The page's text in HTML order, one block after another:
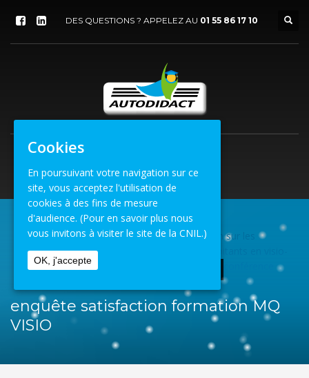
DES QUESTIONS ? APPELEZ AU 01 55 86 17 10
ACCUEIL Formation»Enquête de satisfaction sur les
formations MQ contrôleurs et exploitants en visio-
ENQUÊTE SATISFACTION FORMATION MQ VISIO
enquête satisfaction formation MQ
VISIO
Cookies
En poursuivant votre navigation sur ce
site, vous acceptez l'utilisation de
cookies à des fins de mesure
d'audience. (Pour en savoir plus nous
vous invitons à visiter le site de la CNIL.)
OK, j'accepte